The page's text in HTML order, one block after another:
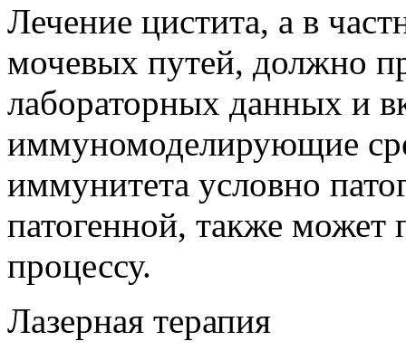
Лечение цистита, а в
мочевых путей, должно
лабораторных данных и
иммуномоделирующие
иммунитета условно
патогенной, также может
процессу.
Лазерная терапия